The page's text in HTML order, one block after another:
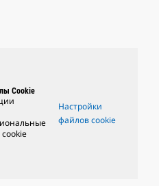
Cookie
Настройки
файлов cookie